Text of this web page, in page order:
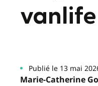
vanlife
Publié le 13 mai
Marie-Catherine